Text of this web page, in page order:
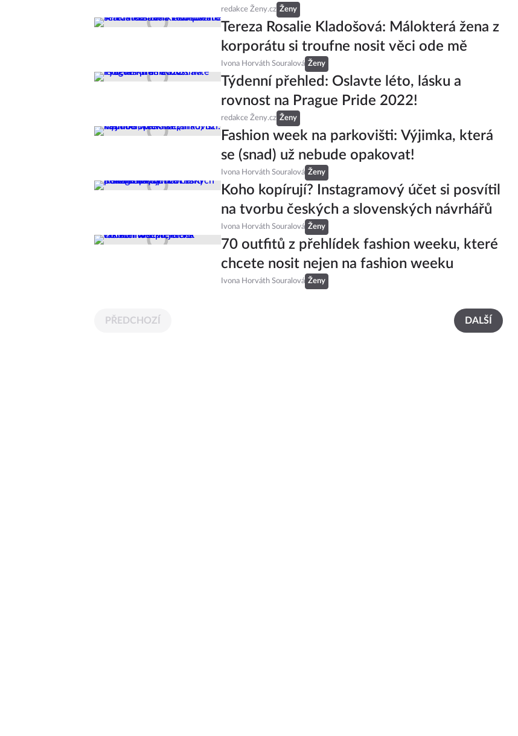
redakce Ženy.cz Ženy
Tereza Rosalie Kladošová: Málokterá žena z
korporátu si troufne nosit věci ode mě
Ivona Horváth Souralová Ženy
Týdenní přehled: Oslavte léto, lásku a
rovnost na Prague Pride 2022!
redakce Ženy.cz Ženy
Fashion week na parkovišti: Výjimka, která
se (snad) už nebude opakovat!
Ivona Horváth Souralová Ženy
Koho kopírují? Instagramový účet si posvítil
na tvorbu českých a slovenských návrhářů
Ivona Horváth Souralová Ženy
70 outfitů z přehlídek fashion weeku, které
chcete nosit nejen na fashion weeku
Ivona Horváth Souralová Ženy
PŘEDCHOZÍ DALŠÍ